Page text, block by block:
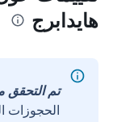
هايدابرج
تم التحقق منه
الحجوزات